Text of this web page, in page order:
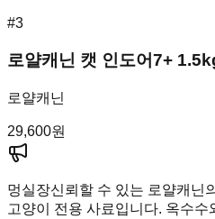
#3
로얄캐닌 캣 인도어7+
로얄캐닌
29,600원
멍실장신뢰할 수 있는 로얄캐닌
고양이 전용 사료입니다. 옥수수